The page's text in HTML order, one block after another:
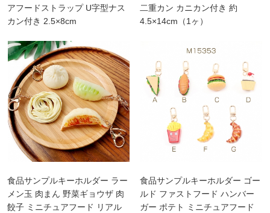
アフードストラップ U字型ナス
カン付き 2.5×8cm
二重カン カニカン付き 約
4.5×14cm（1ヶ）
食品サンプルキーホルダー ラー
メン玉 肉まん 野菜ギョウザ 肉
餃子 ミニチュアフード リアル
食品サンプルキーホルダー ゴー
ルド ファストフード ハンバー
ガー ポテト ミニチュアフード